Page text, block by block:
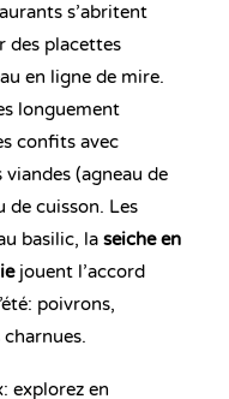
s’abritent
des placettes
en ligne de mire.
longuement
confits avec
viandes (agneau de
de cuisson. Les
basilic, la seiche en
jouent l’accord
poivrons,
explorez en